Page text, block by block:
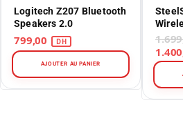
Logitech Z207 Bluetooth
Speakers 2.0
AJOUTER AU PANIER